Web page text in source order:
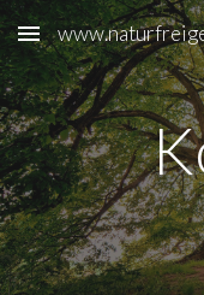
Skip to main content